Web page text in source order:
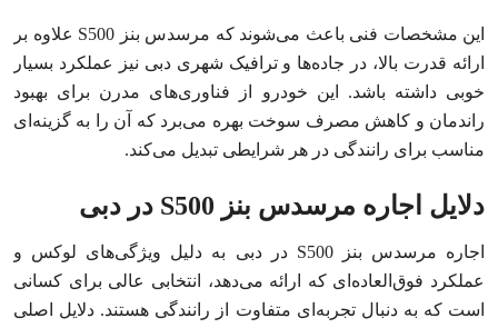
این مشخصات فنی باعث می‌شوند که مرسدس بنز S500 علاوه بر
ارائه قدرت بالا، در جاده‌ها و ترافیک شهری دبی نیز عملکرد بسیار
خوبی داشته باشد. این خودرو از فناوری‌های مدرن برای بهبود
راندمان و کاهش مصرف سوخت بهره می‌برد که آن را به گزینه‌ای
مناسب برای رانندگی در هر شرایطی تبدیل می‌کند.
دلایل اجاره مرسدس بنز S500 در دبی
اجاره مرسدس بنز S500 در دبی به دلیل ویژگی‌های لوکس و
عملکرد فوق‌العاده‌ای که ارائه می‌دهد، انتخابی عالی برای کسانی
است که به دنبال تجربه‌ای متفاوت از رانندگی هستند. دلایل اصلی